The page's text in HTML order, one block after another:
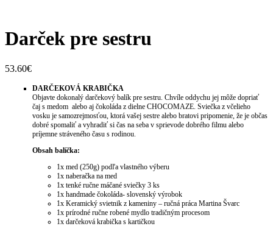
Darček pre sestru
53.60€
DARČEKOVÁ KRABIČKA
Objavte dokonalý darčekový balík pre sestru. Chvíle oddychu jej môže dopriať
čaj s medom alebo aj čokoláda z dielne CHOCOMAZE. Sviečka z včelieho
vosku je samozrejmosťou, ktorá vašej sestre alebo bratovi pripomenie, že je občas
dobré spomaliť a vyhradiť si čas na seba v sprievode dobrého filmu alebo
príjemne stráveného času s rodinou.
Obsah balíčka:
1x med (250g) podľa vlastného výberu
1x naberačka na med
1x tenké ručne máčané sviečky 3 ks
1x handmade čokoláda- slovenský výrobok
1x Keramický svietnik z kameniny – ručná práca Martina Švarc
1x prírodné ručne robené mydlo tradičným procesom
1x darčeková krabička s kartičkou